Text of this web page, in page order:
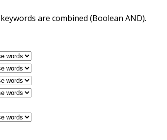
are combined (Boolean AND).